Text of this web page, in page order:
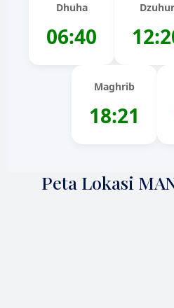
Dhuha
06:40
Dzuhur
Maghrib
18:21
Peta Lokasi